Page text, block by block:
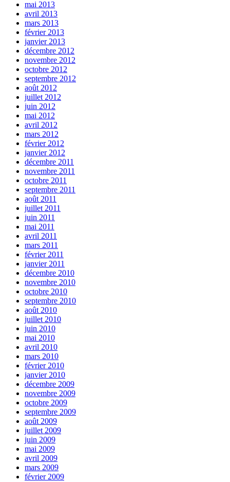
mai 2013
avril 2013
mars 2013
février 2013
janvier 2013
décembre 2012
novembre 2012
octobre 2012
septembre 2012
août 2012
juillet 2012
juin 2012
mai 2012
avril 2012
mars 2012
février 2012
janvier 2012
décembre 2011
novembre 2011
octobre 2011
septembre 2011
août 2011
juillet 2011
juin 2011
mai 2011
avril 2011
mars 2011
février 2011
janvier 2011
décembre 2010
novembre 2010
octobre 2010
septembre 2010
août 2010
juillet 2010
juin 2010
mai 2010
avril 2010
mars 2010
février 2010
janvier 2010
décembre 2009
novembre 2009
octobre 2009
septembre 2009
août 2009
juillet 2009
juin 2009
mai 2009
avril 2009
mars 2009
février 2009